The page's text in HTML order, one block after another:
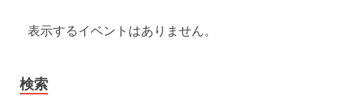
表示するイベントはありません。
検索